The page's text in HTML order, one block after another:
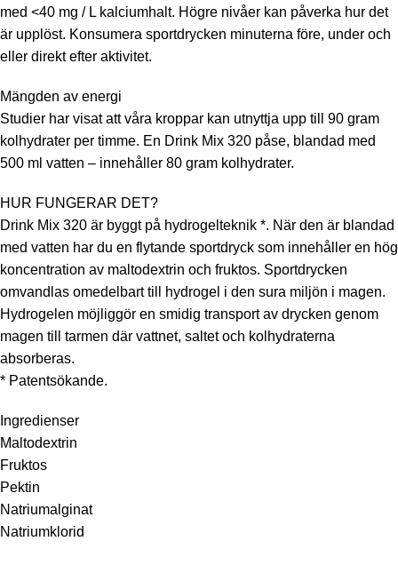
med <40 mg / L kalciumhalt. Högre nivåer kan påverka hur det
är upplöst. Konsumera sportdrycken minuterna före, under och
eller direkt efter aktivitet.
Mängden av energi
Studier har visat att våra kroppar kan utnyttja upp till 90 gram
kolhydrater per timme. En Drink Mix 320 påse, blandad med
500 ml vatten – innehåller 80 gram kolhydrater.
HUR FUNGERAR DET?
Drink Mix 320 är byggt på hydrogelteknik *. När den är blandad
med vatten har du en flytande sportdryck som innehåller en hög
koncentration av maltodextrin och fruktos. Sportdrycken
omvandlas omedelbart till hydrogel i den sura miljön i magen.
Hydrogelen möjliggör en smidig transport av drycken genom
magen till tarmen där vattnet, saltet och kolhydraterna
absorberas.
* Patentsökande.
Ingredienser
Maltodextrin
Fruktos
Pektin
Natriumalginat
Natriumklorid